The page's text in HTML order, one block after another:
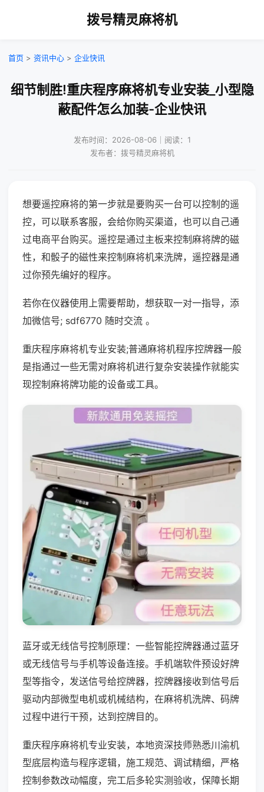
拨号精灵麻将机
首页 > 资讯中心 > 企业快讯
细节制胜!重庆程序麻将机专业安装_小型隐
蔽配件怎么加装-企业快讯
发布时间：2026-08-06｜阅读：1
发布者：拨号精灵麻将机
想要遥控麻将的第一步就是要购买一台可以控制的遥
控，可以联系客服，会给你购买渠道，也可以自己通
过电商平台购买。遥控是通过主板来控制麻将牌的磁
性，和骰子的磁性来控制麻将机来洗牌，遥控器是通
过你预先编好的程序。
若你在仪器使用上需要帮助，想获取一对一指导，添
加微信号; sdf6770 随时交流 。
重庆程序麻将机专业安装;普通麻将机程序控牌器一般
是指通过一些无需对麻将机进行复杂安装操作就能实
现控制麻将牌功能的设备或工具。
蓝牙或无线信号控制原理：一些智能控牌器通过蓝牙
或无线信号与手机等设备连接。手机端软件预设好牌
型等指令，发送信号给控牌器，控牌器接收到信号后
驱动内部微型电机或机械结构，在麻将机洗牌、码牌
过程中进行干预，达到控牌目的。
重庆程序麻将机专业安装，本地资深技师熟悉川渝机
型底层构造与程序逻辑，施工规范、调试精细，严格
控制参数改动幅度，完工后多轮实测验收，保障长期